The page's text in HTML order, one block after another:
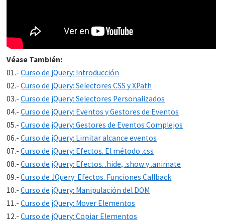
Véase También:
01.-Curso de jQuery: Introducción
02.-Curso de jQuery: Selectores CSS y XPath
03.-Curso de jQuery: Selectores Personalizados
04.-Curso de jQuery: Eventos y Gestores de Eventos
05.-Curso de jQuery: Gestores de Eventos Complejos
06.-Curso de jQuery: Limitar alcance eventos
07.-Curso de jQuery: Efectos. El método .css
08.-Curso de jQuery: Efectos. .hide, .show y .animate
09.-Curso de JQuery: Efectos. Funciones Callback
10.-Curso de jQuery: Manipulación del DOM
11.-Curso de jQuery: Mover Elementos
12.-Curso de jQuery: Copiar Elementos